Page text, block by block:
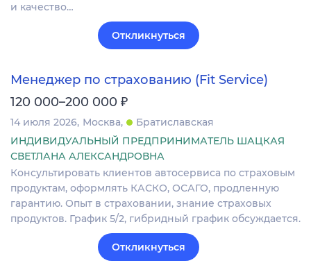
и качество…
Откликнуться
Менеджер по страхованию (Fit Service)
120 000–200 000 ₽
14 июля 2026 Москва
Братиславская
ИНДИВИДУАЛЬНЫЙ ПРЕДПРИНИМАТЕЛЬ ШАЦКАЯ
СВЕТЛАНА АЛЕКСАНДРОВНА
Консультировать клиентов автосервиса по страховым
продуктам, оформлять КАСКО, ОСАГО, продленную
гарантию. Опыт в страховании, знание страховых
продуктов. График 5/2, гибридный график обсуждается.
Откликнуться